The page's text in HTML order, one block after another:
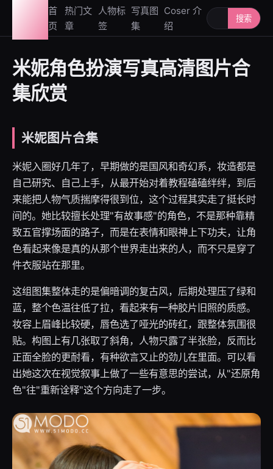
首
页
热门文
章
人物标
签
写真图
集
Coser 介
绍
搜索人物或写
搜索
米妮角色扮演写真高清图片合
集欣赏
米妮图片合集
米妮入圈好几年了，早期做的是国风和奇幻系，妆造都是
自己研究、自己上手，从最开始对着教程磕磕绊绊，到后
来能把人物气质揣摩得很到位，这个过程其实走了挺长时
间的。她比较擅长处理"有故事感"的角色，不是那种靠精
致五官撑场面的路子，而是在表情和眼神上下功夫，让角
色看起来像是真的从那个世界走出来的人，而不只是穿了
件衣服站在那里。
这组图集整体走的是偏暗调的复古风，后期处理压了绿和
蓝，整个色温往低了拉，看起来有一种胶片旧照的质感。
妆容上眉峰比较硬，唇色选了哑光的砖红，跟整体氛围很
贴。构图上有几张取了斜角，人物只露了半张脸，反而比
正面全脸的更耐看，有种欲言又止的劲儿在里面。可以看
出她这次在视觉叙事上做了一些有意思的尝试，从"还原角
色"往"重新诠释"这个方向走了一步。